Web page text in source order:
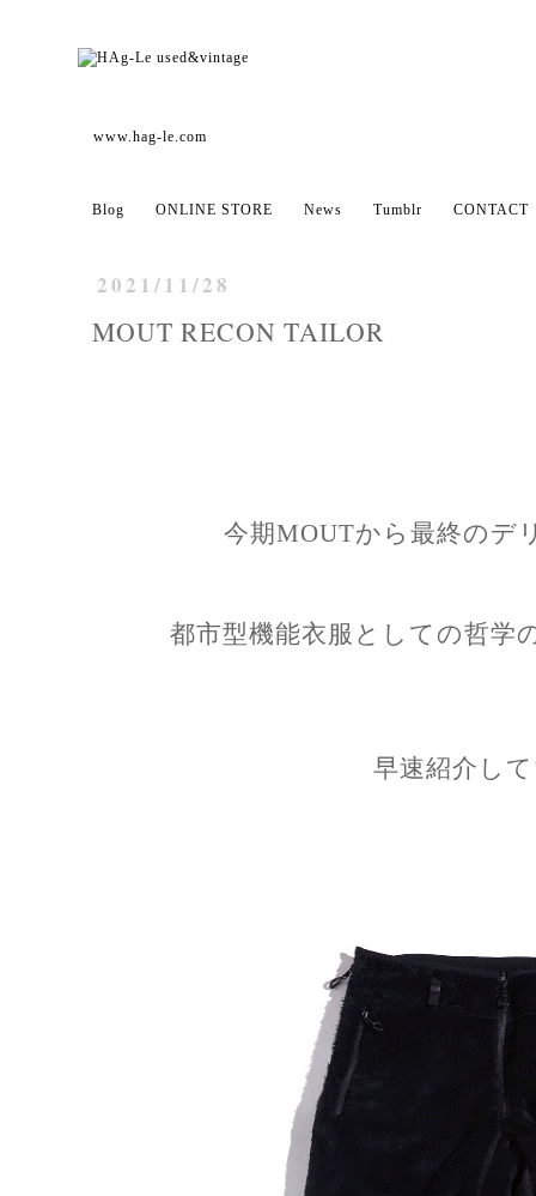
www.hag-le.com
Blog ONLINE STORE News Tumblr CONTACT
2021/11/28
MOUT RECON TAILOR
今期MOUTから最終のデ
都市型機能衣服としての哲学
早速紹介し